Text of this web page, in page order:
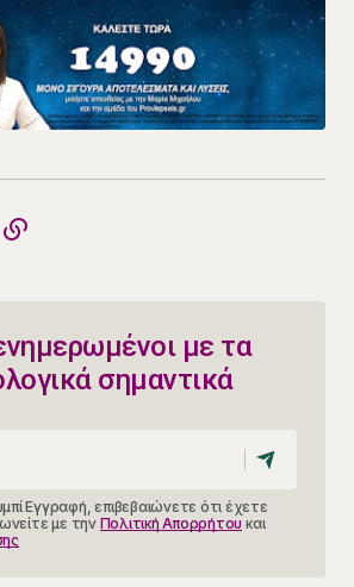
με τα
σημαντικά
Εγγραφή, επιβεβαιώνετε ότι έχετε
με την Πολιτική Απορρήτου και